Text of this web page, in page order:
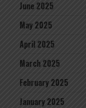
June 2025
May 2025
April 2025
March 2025
February 2025
January 2025